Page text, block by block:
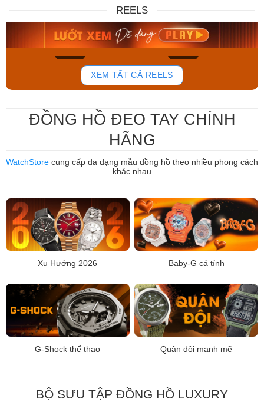
REELS
765
Mua ngay Mua ngay
XEM TẤT CẢ REELS
ĐỒNG HỒ ĐEO TAY CHÍNH
HÃNG
WatchStore cung cấp đa dạng mẫu đồng hồ theo nhiều phong cách
khác nhau
Xu Hướng 2026 Baby-G cá tính
G-Shock thể thao Quân đội mạnh mẽ
BỘ SƯU TẬP ĐỒNG HỒ LUXURY